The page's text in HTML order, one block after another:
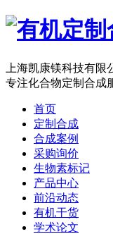
上海凯康镁科技有限
专注化合物定制合成
首页
定制合成
合成案例
采购询价
生物素标记
产品中心
前沿动态
有机干货
学术论文